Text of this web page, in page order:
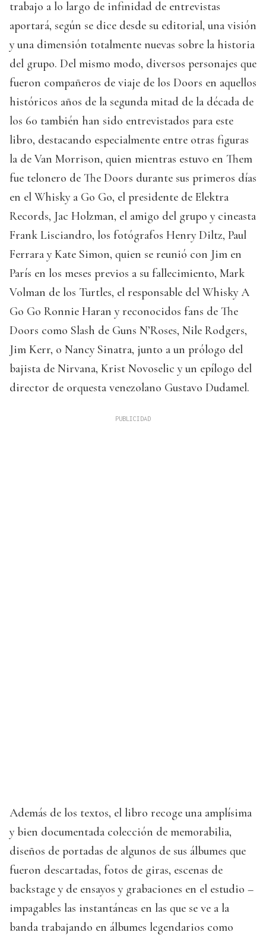
trabajo a lo largo de infinidad de entrevistas
aportará, según se dice desde su editorial, una visión
y una dimensión totalmente nuevas sobre la historia
del grupo. Del mismo modo, diversos personajes que
fueron compañeros de viaje de los Doors en aquellos
históricos años de la segunda mitad de la década de
los 60 también han sido entrevistados para este
libro, destacando especialmente entre otras figuras
la de Van Morrison, quien mientras estuvo en Them
fue telonero de The Doors durante sus primeros días
en el Whisky a Go Go, el presidente de Elektra
Records, Jac Holzman, el amigo del grupo y cineasta
Frank Lisciandro, los fotógrafos Henry Diltz, Paul
Ferrara y Kate Simon, quien se reunió con Jim en
París en los meses previos a su fallecimiento, Mark
Volman de los Turtles, el responsable del Whisky A
Go Go Ronnie Haran y reconocidos fans de The
Doors como Slash de Guns N’Roses, Nile Rodgers,
Jim Kerr, o Nancy Sinatra, junto a un prólogo del
bajista de Nirvana, Krist Novoselic y un epílogo del
director de orquesta venezolano Gustavo Dudamel.
Además de los textos, el libro recoge una amplísima
y bien documentada colección de memorabilia,
diseños de portadas de algunos de sus álbumes que
fueron descartadas, fotos de giras, escenas de
backstage y de ensayos y grabaciones en el estudio –
impagables las instantáneas en las que se ve a la
banda trabajando en álbumes legendarios como